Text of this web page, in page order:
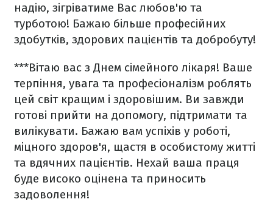
надію, зігріватиме Вас любов'ю та
турботою! Бажаю більше професійних
здобутків, здорових пацієнтів та добробуту!
***Вітаю вас з Днем сімейного лікаря! Ваше
терпіння, увага та професіоналізм роблять
цей світ кращим і здоровішим. Ви завжди
готові прийти на допомогу, підтримати та
вилікувати. Бажаю вам успіхів у роботі,
міцного здоров'я, щастя в особистому житті
та вдячних пацієнтів. Нехай ваша праця
буде високо оцінена та приносить
задоволення!